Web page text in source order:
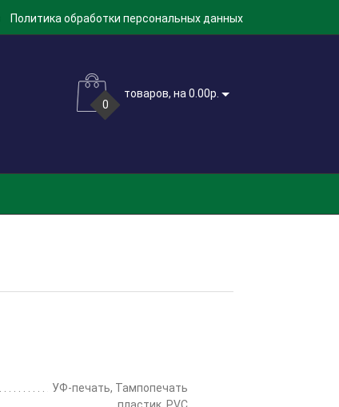
Политика обработки персональных данных
0
товаров, на 0.00р.
УФ-печать, Тампопечать